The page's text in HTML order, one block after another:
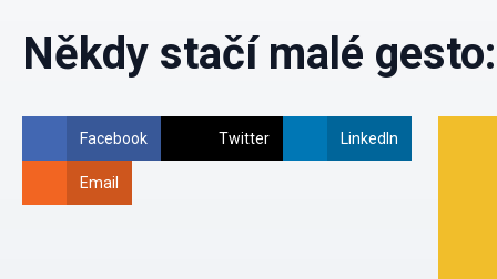
Někdy stačí malé
Facebook Twitter LinkedIn
Email